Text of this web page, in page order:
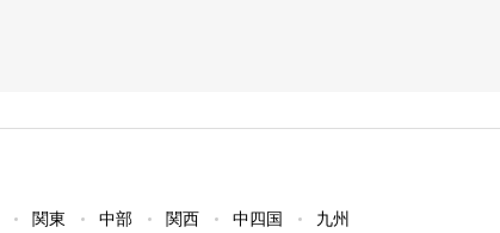
関東 中部 関西 中四国 九州